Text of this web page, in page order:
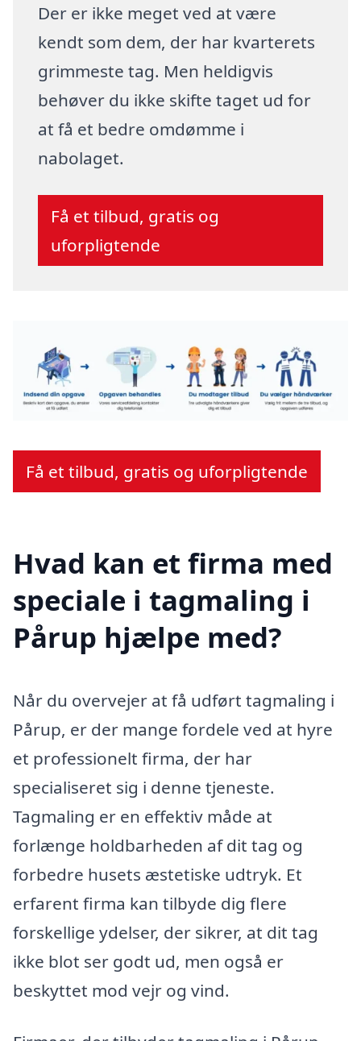
Der er ikke meget ved at være
kendt som dem, der har kvarterets
grimmeste tag. Men heldigvis
behøver du ikke skifte taget ud for
at få et bedre omdømme i
nabolaget.
Få et tilbud, gratis og
uforpligtende
Få et tilbud, gratis og uforpligtende
Hvad kan et firma med
speciale i tagmaling i
Pårup hjælpe med?
Når du overvejer at få udført tagmaling i
Pårup, er der mange fordele ved at hyre
et professionelt firma, der har
specialiseret sig i denne tjeneste.
Tagmaling er en effektiv måde at
forlænge holdbarheden af dit tag og
forbedre husets æstetiske udtryk. Et
erfarent firma kan tilbyde dig flere
forskellige ydelser, der sikrer, at dit tag
ikke blot ser godt ud, men også er
beskyttet mod vejr og vind.